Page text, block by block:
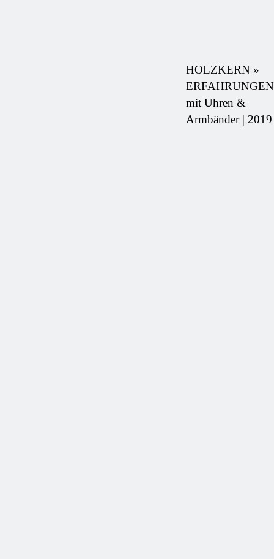
HOLZKERN »
ERFAHRUNGEN
mit Uhren &
Armbänder | 2019